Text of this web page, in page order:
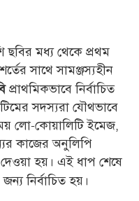
ছবির মধ্য থেকে প্রথম
সাথে সামঞ্জস্যহীন
প্রাথমিকভাবে নির্বাচিত
সদস্যরা যৌথভাবে
লো-কোয়ালিটি ইমেজ,
কাজের অনুলিপি
হয়। এই ধাপ শেষে
নির্বাচিত হয়।